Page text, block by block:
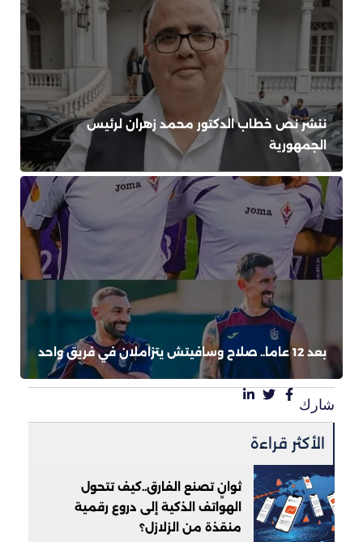
ننشر نص خطاب الدكتور محمد زهران لرئيس
الجمهورية
بعد 12 عاما.. صلاح وسافيتش يتزاملان في فريق واحد
شارك
الأكثر قراءة
ثوانٍ تصنع الفارق..كيف تتحول
الهواتف الذكية إلى دروع رقمية
منقذة من الزلازل؟